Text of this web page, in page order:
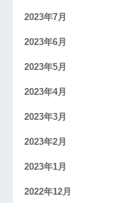
2023年7月
2023年6月
2023年5月
2023年4月
2023年3月
2023年2月
2023年1月
2022年12月